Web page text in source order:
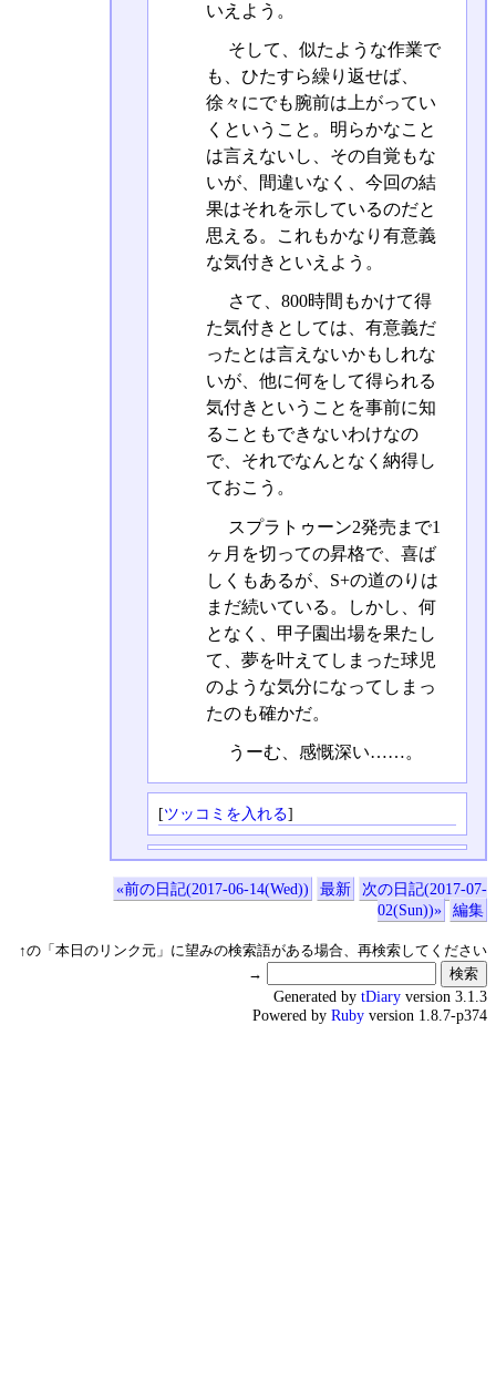
いえよう。
そして、似たような作業で
も、ひたすら繰り返せば、
徐々にでも腕前は上がってい
くということ。明らかなこと
は言えないし、その自覚もな
いが、間違いなく、今回の結
果はそれを示しているのだと
思える。これもかなり有意義
な気付きといえよう。
さて、800時間もかけて得
た気付きとしては、有意義だ
ったとは言えないかもしれな
いが、他に何をして得られる
気付きということを事前に知
ることもできないわけなの
で、それでなんとなく納得し
ておこう。
スプラトゥーン2発売まで1
ヶ月を切っての昇格で、喜ば
しくもあるが、S+の道のりは
まだ続いている。しかし、何
となく、甲子園出場を果たし
て、夢を叶えてしまった球児
のような気分になってしまっ
たのも確かだ。
うーむ、感慨深い……。
[ツッコミを入れる]
«前の日記(2017-06-14(Wed)) 最新
次の日記(2017-07-
02(Sun))»
編集
↑の「本日のリンク元」に望みの検索語がある場合、再検索してください
→
Generated by tDiary version 3.1.3
Powered by Ruby version 1.8.7-p374